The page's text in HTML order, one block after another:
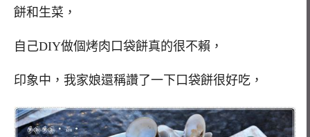
餅和生菜，
自己DIY做個烤肉口袋餅真的很不賴，
印象中，我家娘還稱讚了一下口袋餅很好吃，